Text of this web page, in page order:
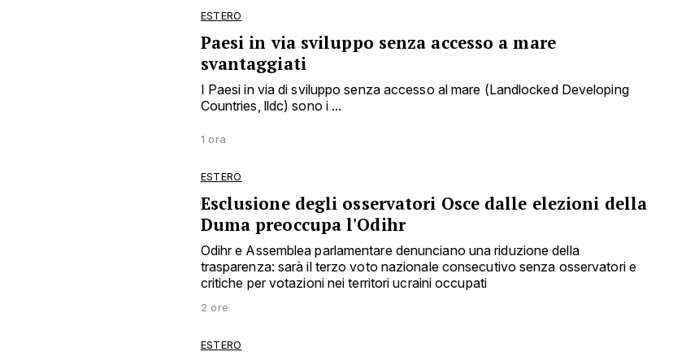
ESTERO
Paesi in via sviluppo senza accesso a mare
svantaggiati
I Paesi in via di sviluppo senza accesso al mare (Landlocked Developing
Countries, lldc) sono i ...
1 ora
ESTERO
Esclusione degli osservatori Osce dalle elezioni della
Duma preoccupa l'Odihr
Odihr e Assemblea parlamentare denunciano una riduzione della
trasparenza: sarà il terzo voto nazionale consecutivo senza osservatori e
critiche per votazioni nei territori ucraini occupati
2 ore
ESTERO